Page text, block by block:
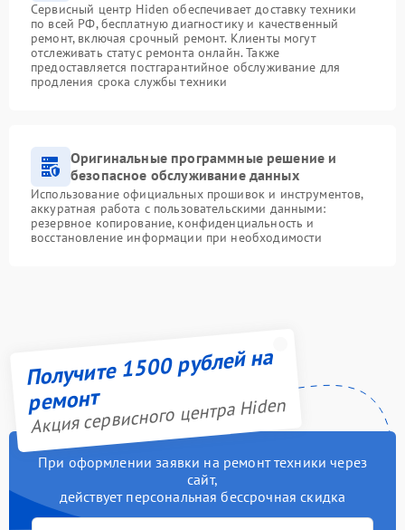
Сервисный центр Hiden обеспечивает доставку техники
по всей РФ, бесплатную диагностику и качественный
ремонт, включая срочный ремонт. Клиенты могут
отслеживать статус ремонта онлайн. Также
предоставляется постгарантийное обслуживание для
продления срока службы техники
Оригинальные программные решение и
безопасное обслуживание данных
Использование официальных прошивок и инструментов,
аккуратная работа с пользовательскими данными:
резервное копирование, конфиденциальность и
восстановление информации при необходимости
Получите 1500 рублей на
ремонт
Акция сервисного центра Hiden
При оформлении заявки на ремонт техники через
сайт,
действует персональная бессрочная скидка